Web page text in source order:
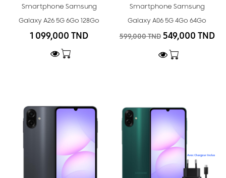
Smartphone Samsung
Galaxy A26 5G 6Go 128Go
1 099,000 TND
Smartphone Samsung
Galaxy A06 5G 4Go 64Go
599,000 TND 549,000 TND